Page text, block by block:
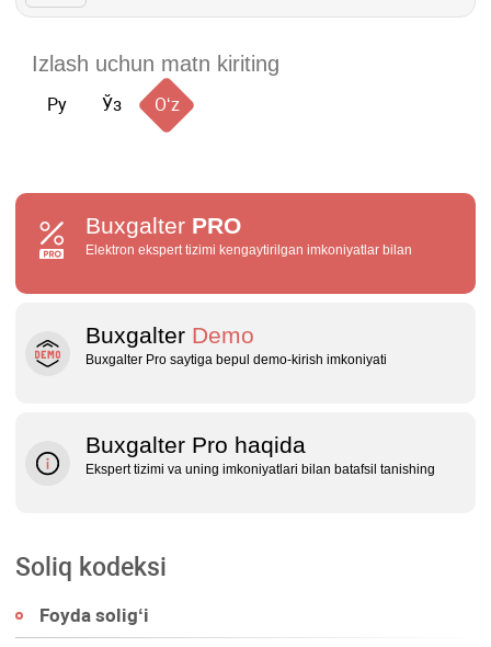
Ру Ўз Oʻz
Buxgalter PRO
Elektron ekspert tizimi kengaytirilgan imkoniyatlar bilan
Buxgalter Demo
Buxgalter Pro saytiga bepul demo‑kirish imkoniyati
Buxgalter Pro haqida
Ekspert tizimi va uning imkoniyatlari bilan batafsil tanishing
Soliq kodeksi
Foyda soligʻi